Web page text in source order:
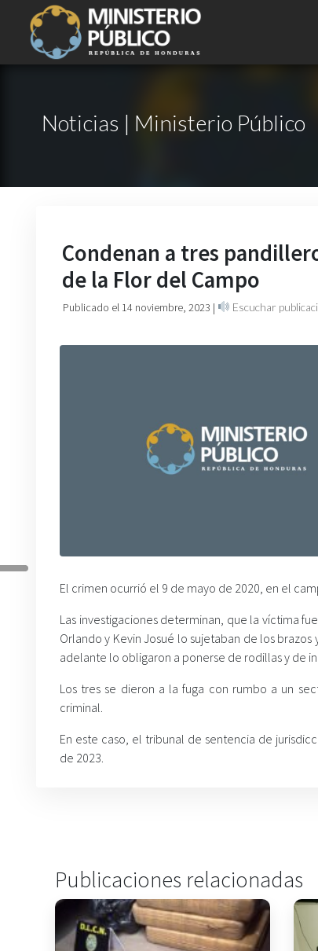
Noticias | Ministerio Público
Condenan a tres
de la Flor del Campo
Publicado el 14 noviembre, 2023 | Escuchar
El crimen ocurrió el 9 de mayo de 2020, en el
Las investigaciones determinan, que la víctima
Orlando y Kevin Josué lo sujetaban de los
adelante lo obligaron a ponerse de rodillas y de
Los tres se dieron a la fuga con rumbo a un
criminal.
En este caso, el tribunal de sentencia de
de 2023.
Publicaciones relacionadas